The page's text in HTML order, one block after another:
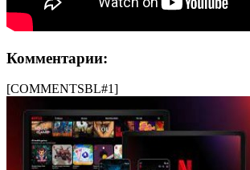
Комментарии:
[COMMENTSBL#1]